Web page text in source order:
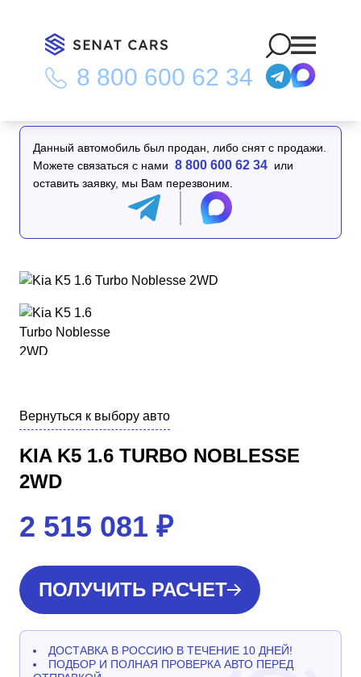
8 800 600 62 34
Главная Каталог/Kia K5 1.6 Turbo Noblesse 2WD
Данный автомобиль был продан, либо снят с продажи.
Можете связаться с нами 8 800 600 62 34 или
оставить заявку, мы Вам перезвоним.
Вернуться к выбору авто
KIA K5 1.6 TURBO NOBLESSE
2WD
2 515 081 ₽
ПОЛУЧИТЬ РАСЧЕТ
ДОСТАВКА В РОССИЮ В ТЕЧЕНИЕ 10 ДНЕЙ!
ПОДБОР И ПОЛНАЯ ПРОВЕРКА АВТО ПЕРЕД